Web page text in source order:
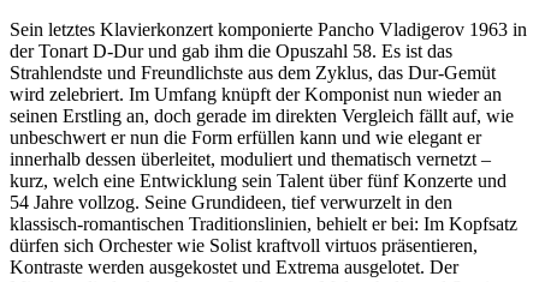
Sein letztes Klavierkonzert komponierte Pancho Vladigerov 1963 in
der Tonart D-Dur und gab ihm die Opuszahl 58. Es ist das
Strahlendste und Freundlichste aus dem Zyklus, das Dur-Gemüt
wird zelebriert. Im Umfang knüpft der Komponist nun wieder an
seinen Erstling an, doch gerade im direkten Vergleich fällt auf, wie
unbeschwert er nun die Form erfüllen kann und wie elegant er
innerhalb dessen überleitet, moduliert und thematisch vernetzt –
kurz, welch eine Entwicklung sein Talent über fünf Konzerte und
54 Jahre vollzog. Seine Grundideen, tief verwurzelt in den
klassisch-romantischen Traditionslinien, behielt er bei: Im Kopfsatz
dürfen sich Orchester wie Solist kraftvoll virtuos präsentieren,
Kontraste werden ausgekostet und Extrema ausgelotet. Der